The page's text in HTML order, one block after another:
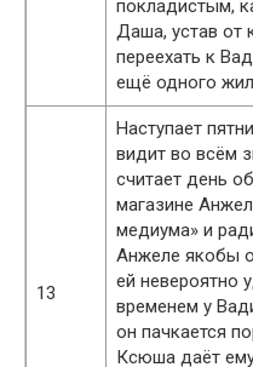
покладистым,
Даша, устав от
переехать к
ещё одного
13
Наступает
видит во всём
считает день
магазине
медиума» и
Анжеле якобы
ей невероятно
временем у
он пачкается
Ксюша даёт